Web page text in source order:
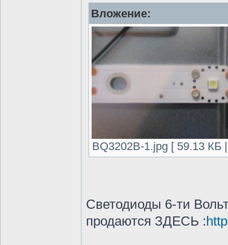
Вложение:
BQ3202B-1.jpg [ 59.13 КБ
Светодиоды 6-ти
продаются ЗДЕСЬ :